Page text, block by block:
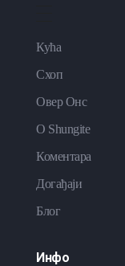
Кућа
Схоп
Овер Онс
O Shungite
Коментара
Догађаји
Блог
Инфо